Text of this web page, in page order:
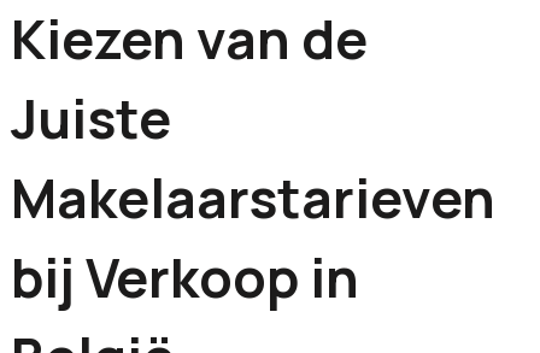
Kiezen van de
Juiste
Makelaarstarieven
bij Verkoop in